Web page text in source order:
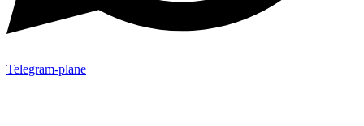
Telegram-plane